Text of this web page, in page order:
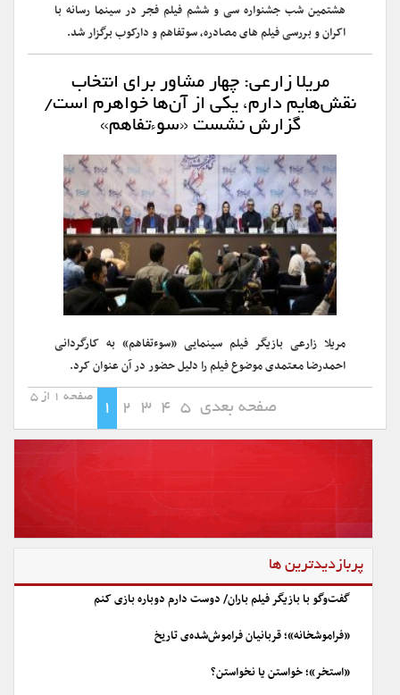
هشتمین شب جشنواره سی و ششم فیلم فجر در سینما رسانه با
اکران و بررسی فیلم های مصادره، سوتفاهم و دارکوب برگزار شد.
مریلا زارعی: چهار مشاور برای انتخاب
نقش‌هایم دارم، یکی از آن‌ها خواهرم است/
گزارش نشست «سوءتفاهم»
مریلا زارعی بازیگر فیلم سینمایی «سوء‌تفاهم» به کارگردانی
احمدرضا معتمدی موضوع فیلم را دلیل حضور در آن عنوان کرد.
صفحه 1 از 5
1 2 3 4 5 صفحه بعدی
پربازدیدترین ها
گفت‌وگو با بازیگر فیلم باران/ دوست دارم دوباره بازی کنم
«فراموشخانه»؛ قربانیان فراموش‌شده‌ی تاریخ
«استخر»؛ خواستن یا نخواستن؟